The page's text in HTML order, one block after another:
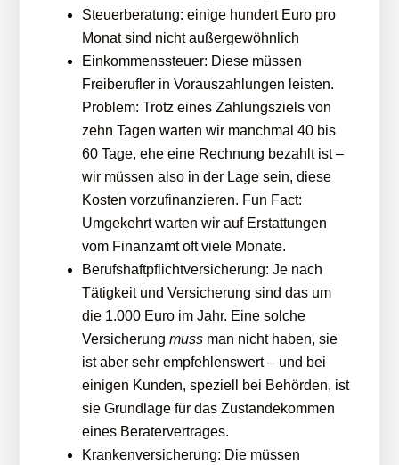
Steuerberatung: einige hundert Euro pro
Monat sind nicht außergewöhnlich
Einkommenssteuer: Diese müssen
Freiberufler in Vorauszahlungen leisten.
Problem: Trotz eines Zahlungsziels von
zehn Tagen warten wir manchmal 40 bis
60 Tage, ehe eine Rechnung bezahlt ist –
wir müssen also in der Lage sein, diese
Kosten vorzufinanzieren. Fun Fact:
Umgekehrt warten wir auf Erstattungen
vom Finanzamt oft viele Monate.
Berufshaftpflichtversicherung: Je nach
Tätigkeit und Versicherung sind das um
die 1.000 Euro im Jahr. Eine solche
Versicherungmuss man nicht haben, sie
ist aber sehr empfehlenswert – und bei
einigen Kunden, speziell bei Behörden, ist
sie Grundlage für das Zustandekommen
eines Beratervertrages.
Krankenversicherung: Die müssen